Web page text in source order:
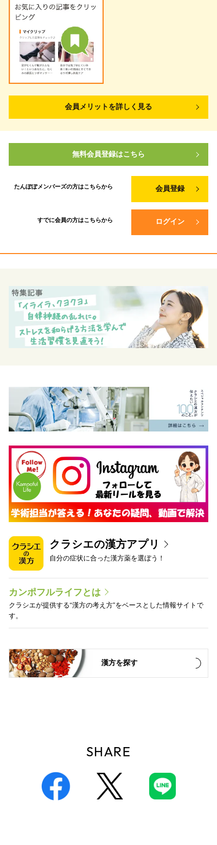
会員メリットを詳しく見る
無料会員登録はこちら
たんぽぽメンバーズの方はこちらから 会員登録
すでに会員の方はこちらから ログイン
クラシエの漢方アプリ
自分の症状に合った漢方薬を選ぼう！
カンポフルライフとは
クラシエが提供する“漢方の考え方”をベースとした情報サイトで
す。
漢方を探す
SHARE